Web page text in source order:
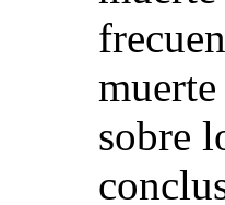
sobre